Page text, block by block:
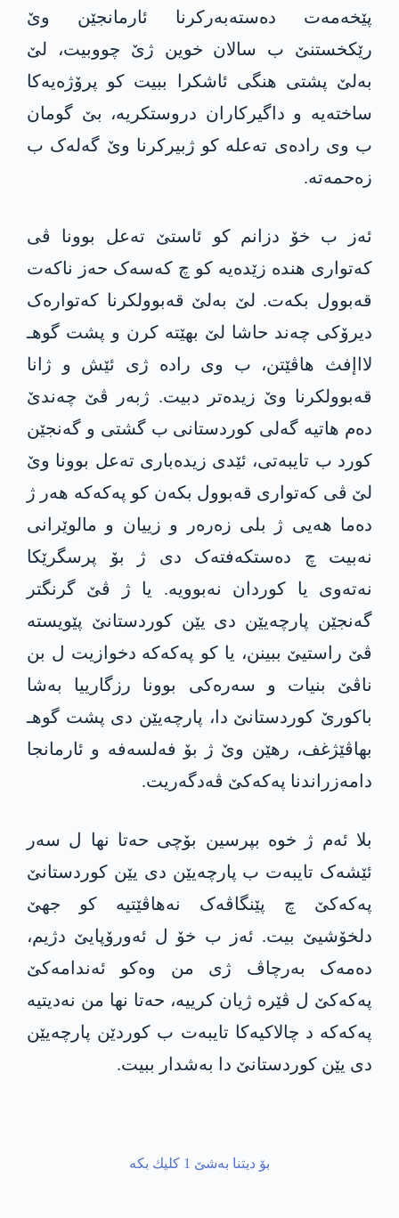
پێخەمەت دەستەبەرکرنا ئارمانجێن وێ
رێکخستنێ ب سالان خوین ژێ چووبیت، لێ
بەلێ پشتی هنگی ئاشکرا ببیت کو پرۆژەیەکا
ساختەیە و داگیرکاران دروستکریە، بێ گومان
ب وی رادەی تەعلە کو ژبیرکرنا وێ گەلەک ب
زەحمەتە.
ئەز ب خۆ دزانم کو ئاستێ تەعل بوونا ڤی
کەتواری هندە زێدەیە کو چ کەسەک حەز ناکەت
قەبوول بکەت. لێ بەلێ قەبوولکرنا کەتوارەک
دیرۆکی چەند حاشا لێ بهێتە کرن و پشت گوهـ
لااإفث هاڤێتن، ب وى راده ژی ئێش و ژانا
قەبوولکرنا وێ زیدەتر دبیت. ژبەر ڤێ چەندێ
دەم هاتیە گەلی کوردستانی ب گشتی و گەنجێن
کورد ب تایبەتی، ئێدی زیدەباری تەعل بوونا وێ
لێ ڤی کەتواری قەبوول بکەن کو پەکەکە هەر ژ
دەما هەیی ژ بلی زەرەر و زییان و مالوێرانی
نەبیت چ دەستکەفتەک دی ژ بۆ پرسگرێکا
نەتەوی یا کوردان نەبوویە. یا ژ ڤێ گرنگتر
گەنجێن پارچەیێن دی یێن کوردستانێ پێویستە
ڤێ راستیێ ببینن، یا کو پەکەکە دخوازیت ل بن
ناڤێ بنیات و سەرەکی بوونا رزگارییا بەشا
باکورێ کوردستانێ دا، پارچەیێن دی پشت گوهـ
بهاڤێژغف، رهێن وێ ژ بۆ فەلسەفە و ئارمانجا
دامەزراندنا پەکەکێ ڤەدگەريت.
بلا ئەم ژ خوە بپرسين بۆچی حەتا نها ل سەر
ئێشەک تایبەت ب پارچەیێن دی یێن کوردستانێ
پەکەکێ چ پێنگاڤەک نەهاڤێتیە کو جهێ
دلخۆشیێ بیت. ئەز ب خۆ ل ئەورۆپایێ دژیم،
دەمەک بەرچاڤ ژی من وەکو ئەندامەکێ
پەکەکێ ل ڤێرە ژیان کرییە، حەتا نها من نەدیتیە
پەکەکە د چالاکیەکا تایبەت ب کوردێن پارچەیێن
دی یێن کوردستانێ دا بەشدار ببیت.